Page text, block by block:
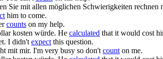
Sie mit allen möglichen Schwierigkeiten rechnen
him to come.
counts on my help.
kosten würde. He calculated that it would cost
. I didn't expect this question.
mit mir. I'm very busy so don't count on me.